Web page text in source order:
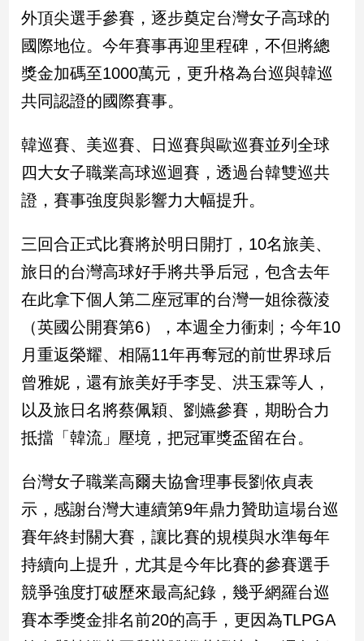
南
台
灣
點
台
觀
娛
樂
娛
樂
星
時
尚
追
星
活
外頂尖選手參賽，逐步奠定台灣女子高球的
國際地位。今年賽事再迎里程碑，不但將總
獎金加碼至1000萬元，更升格為台巡與韓巡
共同認證的國際賽事。
韓巡賽、美巡賽、日巡賽與歐巡賽並列全球
四大女子職業高球巡迴賽，透過台韓雙巡共
證，賽事強度與影響力大幅提升。
三回合正式比賽將於明日開打，10名旅美、
旅日的台灣高球好手將共爭后冠，包含去年
在此拿下個人第二座冠軍的台灣一姐徐薇淩
（英國公開賽第6），本週全力衝刺；今年10
月重返榮耀、相隔11年再奪冠的前世界球后
曾雅妮，還有旅美好手李旻、洪玉霖等人，
以及旅日名將蔡佩穎、劉嬿參賽，期盼合力
抵擋「韓流」壓境，把冠軍獎盃留在台。
台灣女子職業高爾夫協會理事長劉依貞表
示，感謝台灣大連續第9年鼎力贊助這場台巡
賽年終封關大賽，讓比賽的規模與水準每年
持續向上提升，尤其是今年比賽的參賽選手
競爭強度打破歷來最高紀錄，幾乎網羅台巡
賽本季獎金排名前20的高手，更因為TLPGA